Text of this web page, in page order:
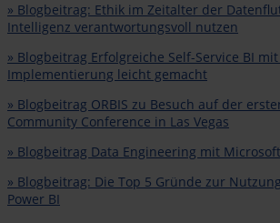
» Blogbeitrag: Ethik im Zeitalter der
Intelligenz verantwortungsvoll nutzen
» Blogbeitrag Erfolgreiche Self-Service BI mit
Implementierung leicht gemacht
» Blogbeitrag ORBIS zu Besuch auf der
Community Conference in Las Vegas
» Blogbeitrag Data Engineering mit
» Blogbeitrag: Die Top 5 Gründe zur
Power BI